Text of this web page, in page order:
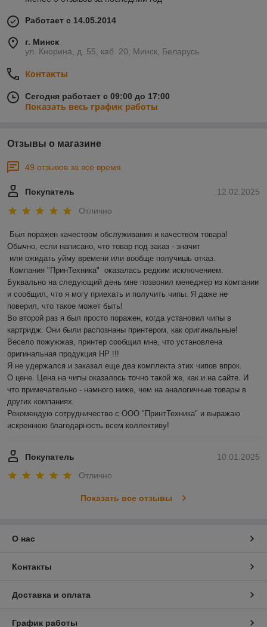
Работает с 14.05.2014
г. Минск
ул. Кнорина, д. 55, каб. 20, Минск, Беларусь
Контакты
Сегодня работает с 09:00 до 17:00
Показать весь график работы
Отзывы о магазине
49 отзывов за всё время
12.02.2025
Покупатель
Отлично
Был поражен качеством обслуживания и качеством товара!
Обычно, если написано, что товар под заказ - значит
Буквально на следующий день мне позвонил менеджер из компании
и сообщил, что я могу приехать и получить чипы. Я даже не
поверил, что такое может быть!
Во второй раз я был просто поражен, когда установил чипы в
картридж. Они были распознаны принтером, как оригинальные!
Весело пожужжав, принтер сообщил мне, что установлена
оригинальная продукция HP !!!
Я не удержался и заказал еще два комплекта этих чипов впрок.
О цене. Цена на чипы оказалось точно такой же, как и на сайте. И
что примечательно - намного ниже, чем на аналогичные товары в
других компаниях.
Рекомендую сотрудничество с ООО "ПринтТехника" и выражаю
искреннюю благодарность всем коллективу!
10.01.2025
Покупатель
Отлично
Показать все отзывы
О нас
Контакты
Доставка и оплата
График работы